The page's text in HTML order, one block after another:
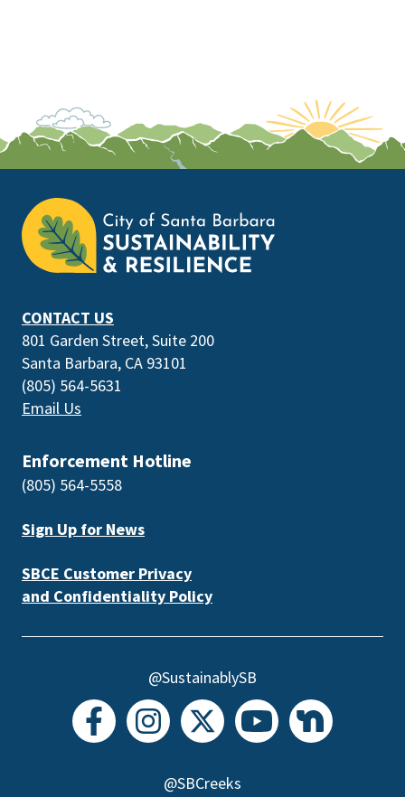
the
prefooter
CONTACT US
801 Garden Street, Suite 200
Santa Barbara, CA 93101
(805) 564-5631
Email Us
Enforcement Hotline
(805) 564-5558
Sign Up for News
SBCE Customer Privacy
and Confidentiality Policy
@SustainablySB
@SBCreeks